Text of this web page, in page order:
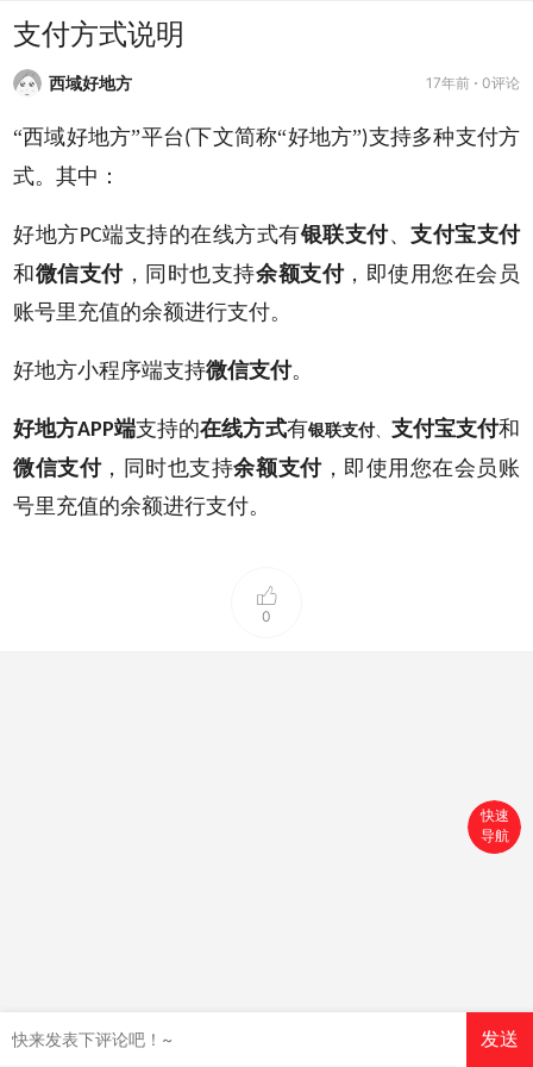
支付方式说明
西域好地方 17年前 0评论
“西域好地方”平台(下文简称“好地方”)支持多种支付方
式。其中：
好地方PC端支持的在线方式有银联支付、 支付宝支付
和微信支付，同时也支持余额支付，即使用您在会员
账号里充值的余额进行支付。
好地方小程序端支持微信支付。
好地方APP端支持的在线方式有银联支付、 支付宝支付和
微信支付，同时也支持余额支付，即使用您在会员账
号里充值的余额进行支付。
0
发送
首页
快速
导航